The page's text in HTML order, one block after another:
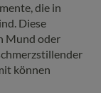
die in
Diese
Mund oder
können